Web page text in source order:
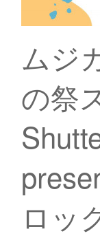
ムジ
の祭
ロッ